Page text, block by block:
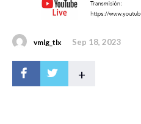
vmlg_tlx Sep 18, 2023
+